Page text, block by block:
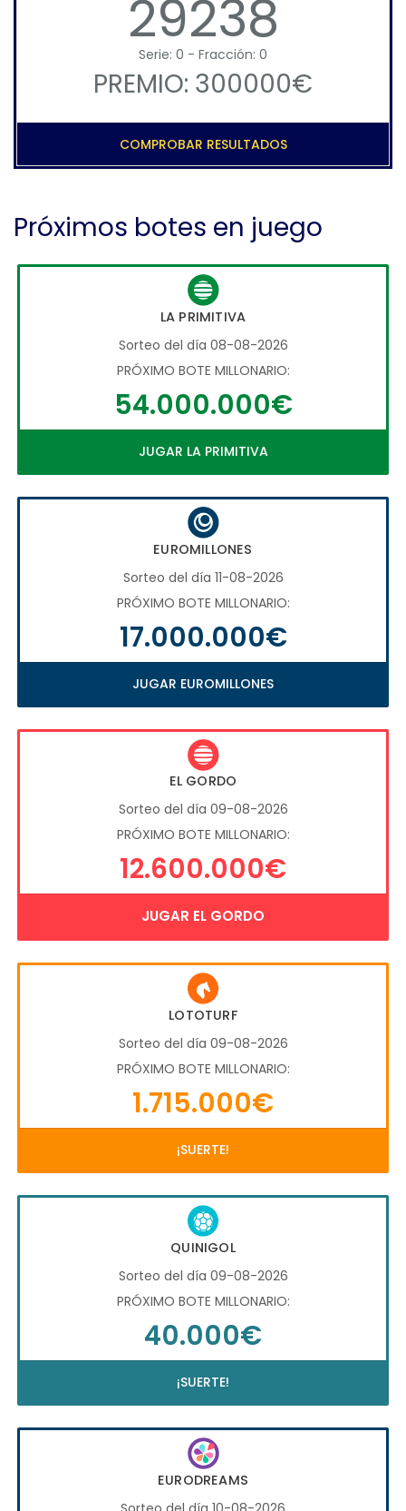
29238
Serie: 0 - Fracción: 0
PREMIO: 300000€
COMPROBAR RESULTADOS
Próximos botes en juego
LA PRIMITIVA
Sorteo del día 08-08-2026
PRÓXIMO BOTE MILLONARIO:
54.000.000€
JUGAR LA PRIMITIVA
EUROMILLONES
Sorteo del día 11-08-2026
PRÓXIMO BOTE MILLONARIO:
17.000.000€
JUGAR EUROMILLONES
EL GORDO
Sorteo del día 09-08-2026
PRÓXIMO BOTE MILLONARIO:
12.600.000€
JUGAR EL GORDO
LOTOTURF
Sorteo del día 09-08-2026
PRÓXIMO BOTE MILLONARIO:
1.715.000€
¡SUERTE!
QUINIGOL
Sorteo del día 09-08-2026
PRÓXIMO BOTE MILLONARIO:
40.000€
¡SUERTE!
EURODREAMS